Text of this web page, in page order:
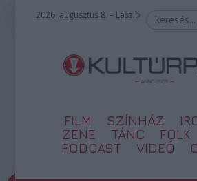
2026. augusztus 8. – László
FILM SZÍNHÁZ
ZENE
TÁNC FOLK
PODCAST
VIDEÓ